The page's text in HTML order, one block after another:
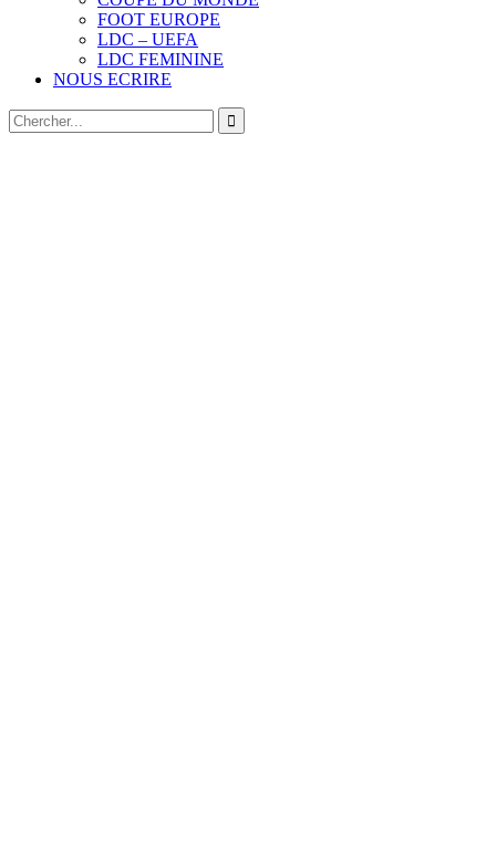
FOOT EUROPE
LDC – UEFA
LDC FEMININE
NOUS ECRIRE